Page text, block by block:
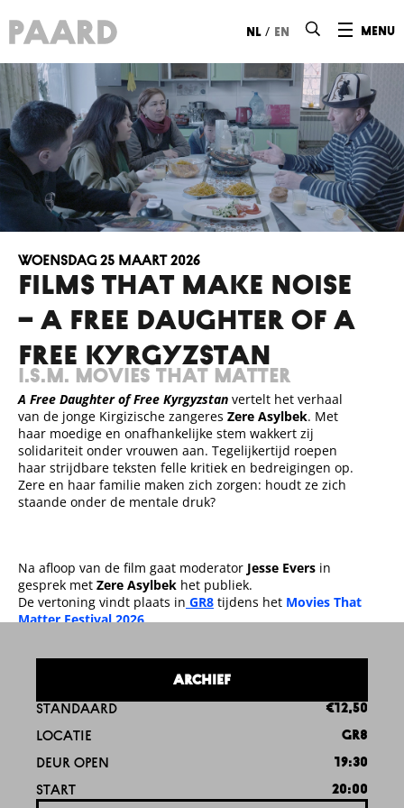
menu
nl / en
FILMS THAT MAKE NOISE
– A Free Daughter of a
Free Kyrgyzstan
i.s.m. Movies that Matter
woensdag 25 maart 2026
A Free Daughter of Free Kyrgyzstan vertelt het verhaal
van de jonge Kirgizische zangeres Zere Asylbek. Met
haar moedige en onafhankelijke stem wakkert zij
solidariteit onder vrouwen aan. Tegelijkertijd roepen
haar strijdbare teksten felle kritiek en bedreigingen op.
Zere en haar familie maken zich zorgen: houdt ze zich
staande onder de mentale druk?
Na afloop van de film gaat moderator Jesse Evers in
gesprek met Zere Asylbek het publiek.
De vertoning vindt plaats in GR8 tijdens het Movies That
Matter Festival 2026.
ARCHIEF
STANDAARD €12,50
LOCATIE GR8
DEUR OPEN 19:30
START 20:00